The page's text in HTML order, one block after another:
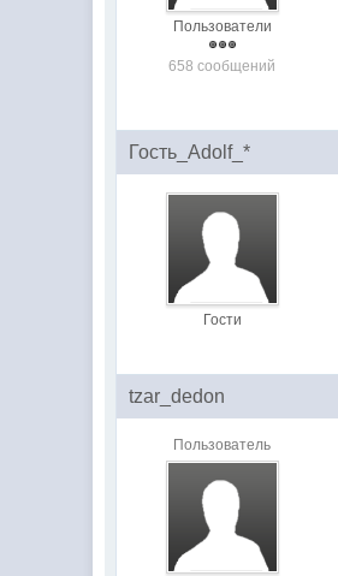
Пользователи
658 сообщений
Гость_Adolf_*
Гости
tzar_dedon
Пользователь